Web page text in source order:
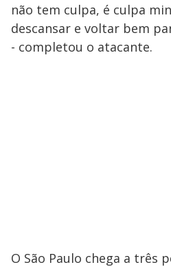
não tem culpa, é culpa
descansar e voltar bem
- completou o atacante.
O São Paulo chega a três